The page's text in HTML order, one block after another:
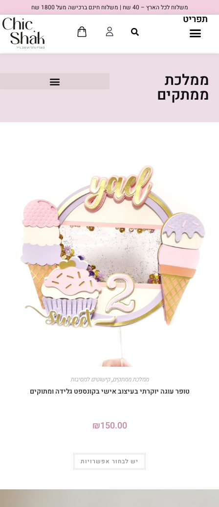
משלוח לכל הארץ – 40 שח | משלוח חינם ברכישה מעל 1800 שח
תפריט
ממלכת
ממתקים
ממלכת ממתקים,קישוטים למסיבות
טופר עוגה יוקרתי בעיצוב אישי בקונספט גלידה ומתוקים
₪150.00
יש לבחור אפשרויות